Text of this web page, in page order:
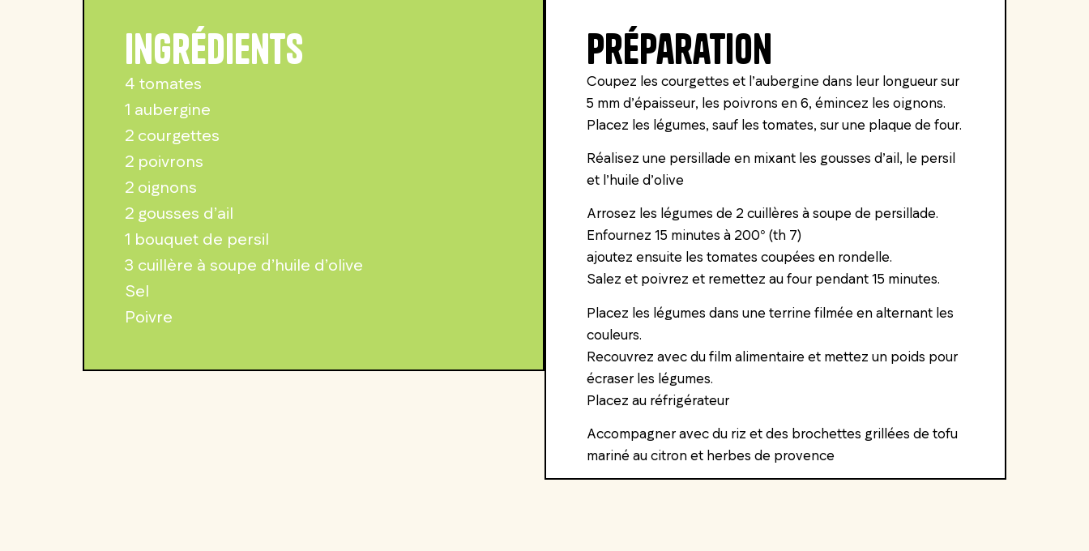
Ingrédients
4 tomates
1 aubergine
2 courgettes
2 poivrons
2 oignons
2 gousses d’ail
1 bouquet de persil
3 cuillère à soupe d’huile d’olive
Sel
Poivre
Préparation
Coupez les courgettes et l’aubergine dans leur longueur sur
5 mm d’épaisseur, les poivrons en 6, émincez les oignons.
Placez les légumes, sauf les tomates, sur une plaque de four.
Réalisez une persillade en mixant les gousses d’ail, le persil
et l’huile d’olive
Arrosez les légumes de 2 cuillères à soupe de persillade.
Enfournez 15 minutes à 200° (th 7)
ajoutez ensuite les tomates coupées en rondelle.
Salez et poivrez et remettez au four pendant 15 minutes.
Placez les légumes dans une terrine filmée en alternant les
couleurs.
Recouvrez avec du film alimentaire et mettez un poids pour
écraser les légumes.
Placez au réfrigérateur
Accompagner avec du riz et des brochettes grillées de tofu
mariné au citron et herbes de provence